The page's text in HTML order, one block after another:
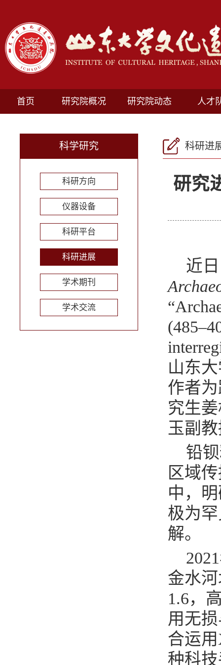
首页 研究院概况 研究院动态 人才
科学研究
科研方向
仪器设备
科研平台
科研进展
学术期刊
学术交流
科研进
研究
近
山东
作者
究生
玉副
铅
区域
中，
极为
解。
金水
1.6，
用无
合运
种科